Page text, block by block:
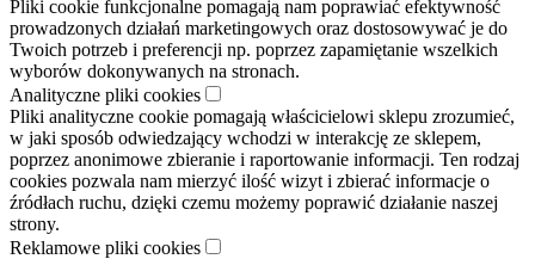
Pliki cookie funkcjonalne pomagają nam poprawiać efektywność
prowadzonych działań marketingowych oraz dostosowywać je do
Twoich potrzeb i preferencji np. poprzez zapamiętanie wszelkich
wyborów dokonywanych na stronach.
Analityczne pliki cookies
Pliki analityczne cookie pomagają właścicielowi sklepu zrozumieć,
w jaki sposób odwiedzający wchodzi w interakcję ze sklepem,
poprzez anonimowe zbieranie i raportowanie informacji. Ten rodzaj
cookies pozwala nam mierzyć ilość wizyt i zbierać informacje o
źródłach ruchu, dzięki czemu możemy poprawić działanie naszej
strony.
Reklamowe pliki cookies